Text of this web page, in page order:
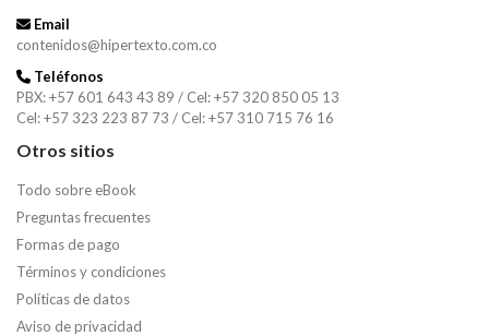
Email
contenidos@hipertexto.com.co
Teléfonos
PBX: +57 601 643 43 89 / Cel: +57 320 850 05 13
Cel: +57 323 223 87 73 / Cel: +57 310 715 76 16
Otros sitios
Todo sobre eBook
Preguntas frecuentes
Formas de pago
Términos y condiciones
Políticas de datos
Aviso de privacidad